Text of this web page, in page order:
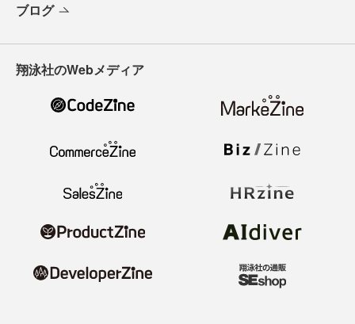
ブログ
翔泳社のWebメディア